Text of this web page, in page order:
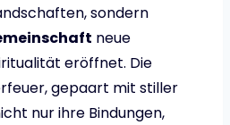
sondern
neue
eröffnet. Die
gepaart mit stiller
nur ihre Bindungen,